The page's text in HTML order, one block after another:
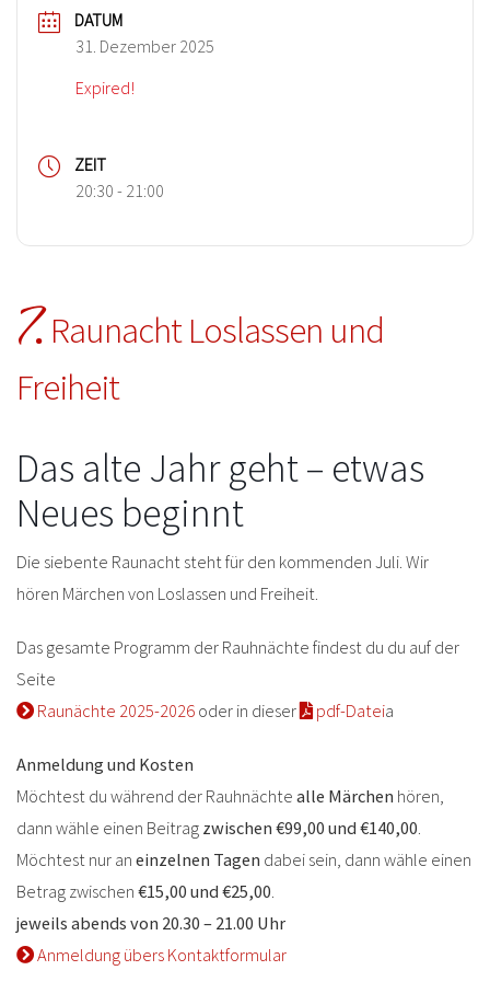
DATUM
31. Dezember 2025
Expired!
ZEIT
20:30 - 21:00
7. Raunacht Loslassen und
Freiheit
Das alte Jahr geht – etwas
Neues beginnt
Die siebente Raunacht steht für den kommenden Juli. Wir
hören Märchen von Loslassen und Freiheit.
Das gesamte Programm der Rauhnächte findest du du auf der
Seite
Raunächte 2025-2026 oder in dieser pdf-Dateia
Anmeldung und Kosten
Möchtest du während der Rauhnächte alle Märchen hören,
dann wähle einen Beitrag zwischen €99,00 und €140,00.
Möchtest nur an einzelnen Tagen dabei sein, dann wähle einen
Betrag zwischen €15,00 und €25,00.
jeweils abends von 20.30 – 21.00 Uhr
Anmeldung übers Kontaktformular